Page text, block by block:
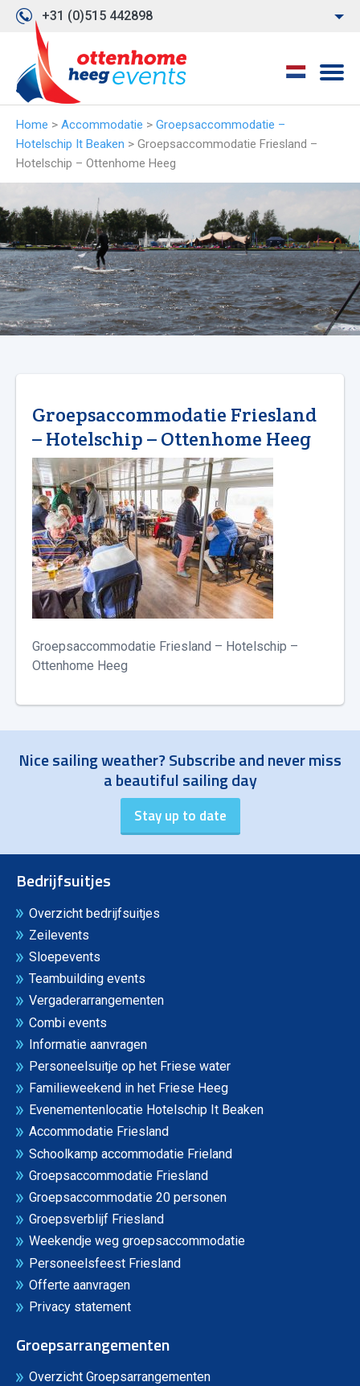
+31 (0)515 442898
Home > Accommodatie > Groepsaccommodatie –
Hotelschip It Beaken > Groepsaccommodatie Friesland –
Hotelschip – Ottenhome Heeg
Groepsaccommodatie Friesland
– Hotelschip – Ottenhome Heeg
Groepsaccommodatie Friesland – Hotelschip –
Ottenhome Heeg
Nice sailing weather? Subscribe and never miss
a beautiful sailing day
Bedrijfsuitjes
Overzicht bedrijfsuitjes
Zeilevents
Sloepevents
Teambuilding events
Vergaderarrangementen
Combi events
Informatie aanvragen
Personeelsuitje op het Friese water
Familieweekend in het Friese Heeg
Evenementenlocatie Hotelschip It Beaken
Accommodatie Friesland
Schoolkamp accommodatie Frieland
Groepsaccommodatie Friesland
Groepsaccommodatie 20 personen
Groepsverblijf Friesland
Weekendje weg groepsaccommodatie
Personeelsfeest Friesland
Offerte aanvragen
Privacy statement
Groepsarrangementen
Overzicht Groepsarrangementen